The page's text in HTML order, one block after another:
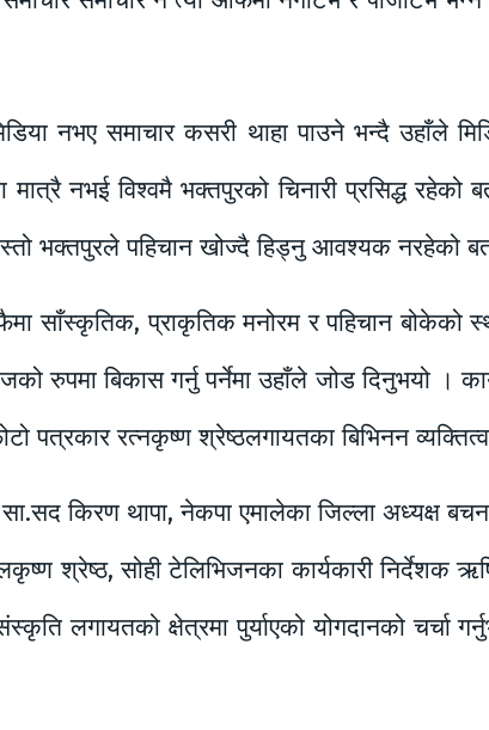
नभए समाचार कसरी थाहा पाउने भन्दै उहाँले
मात्रै नभई विश्वमै भक्तपुरको चिनारी प्रसिद्ध
भक्तपुरले पहिचान खोज्दै हिड्नु आवश्यक नरहेको
साँस्कृतिक, प्राकृतिक मनोरम र पहिचान बोकेको
रुपमा बिकास गर्नु पर्नेमा उहाँले जोड दिनुभयो ।
पत्रकार रत्नकृष्ण श्रेष्ठलगायतका बिभिनन
किरण थापा, नेकपा एमालेका जिल्ला अध्यक्ष
श्रेष्ठ, सोही टेलिभिजनका कार्यकारी निर्देशक
लगायतको क्षेत्रमा पुर्याएको योगदानको चर्चा